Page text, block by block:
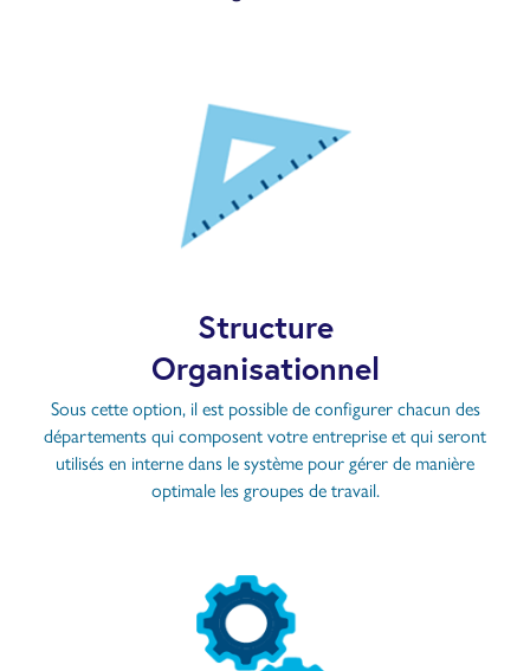
Structure
Organisationnel
Sous cette option, il est possible de configurer chacun des
départements qui composent votre entreprise et qui seront
utilisés en interne dans le système pour gérer de manière
optimale les groupes de travail.